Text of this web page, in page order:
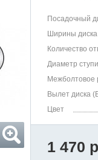
Посадочный
Ширины диска
Количество
Диаметр
Межболтовое
Вылет диска
Цвет
1 470